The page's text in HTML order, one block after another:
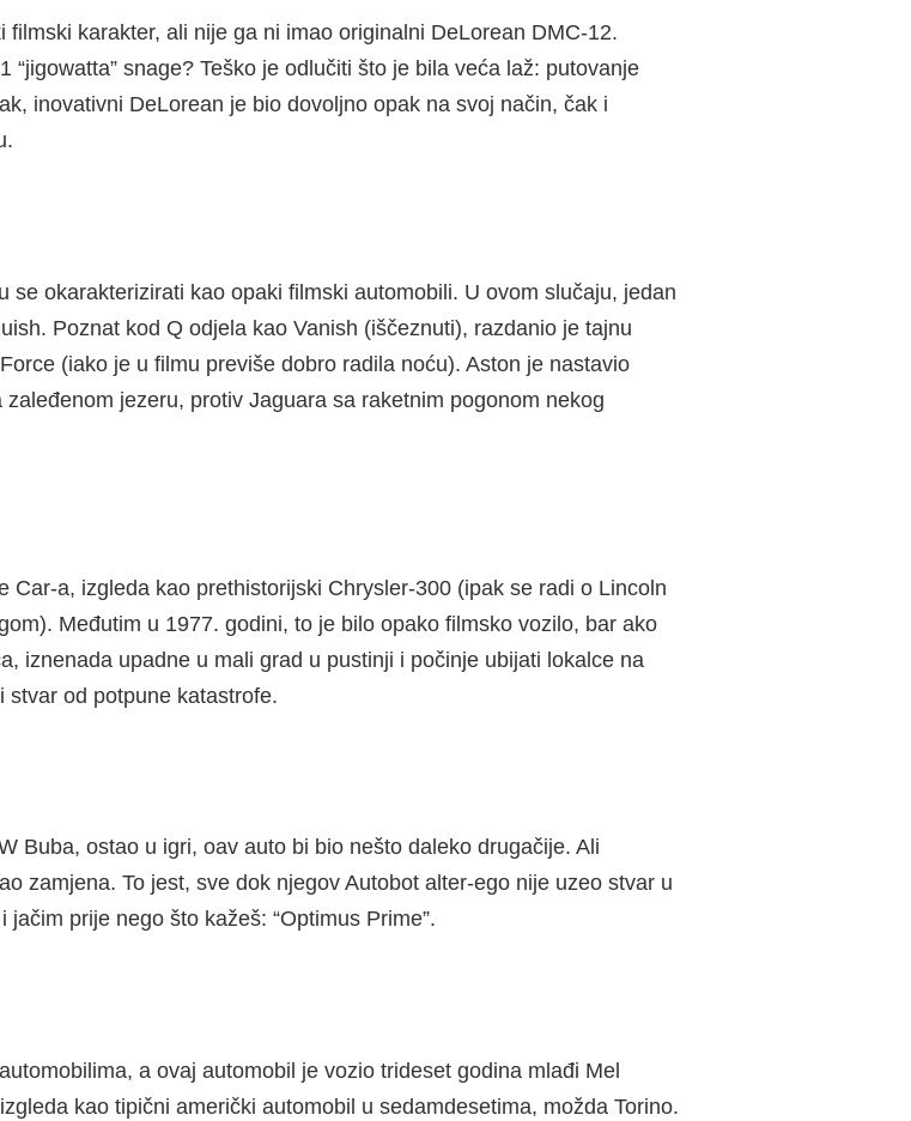
karakter, ali nije ga ni imao originalni DeLorean DMC-12.
“jigowatta” snage? Teško je odlučiti što je bila veća laž: putovanje
inovativni DeLorean je bio dovoljno opak na svoj način, čak i
se okarakterizirati kao opaki filmski automobili. U ovom slučaju, jedan
Poznat kod Q odjela kao Vanish (iščeznuti), razdanio je tajnu
(iako je u filmu previše dobro radila noću). Aston je nastavio
jezeru, protiv Jaguara sa raketnim pogonom nekog
Car-a, izgleda kao prethistorijski Chrysler-300 (ipak se radi o Lincoln
Međutim u 1977. godini, to je bilo opako filmsko vozilo, bar ako
iznenada upadne u mali grad u pustinji i počinje ubijati lokalce na
od potpune katastrofe.
Buba, ostao u igri, oav auto bi bio nešto daleko drugačije. Ali
zamjena. To jest, sve dok njegov Autobot alter-ego nije uzeo stvar u
prije nego što kažeš: “Optimus Prime”.
a ovaj automobil je vozio trideset godina mlađi Mel
kao tipični američki automobil u sedamdesetima, možda Torino.